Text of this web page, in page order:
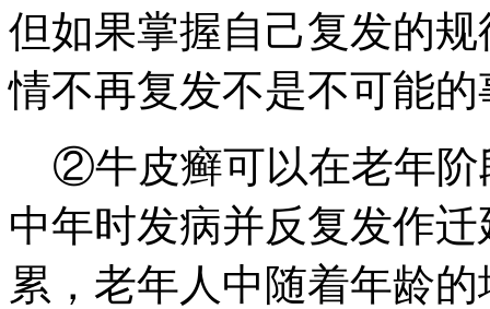
但如果掌握自己复发的
情不再复发不是不可能
②牛皮癣可以在老年阶
中年时发病并反复发作
累，老年人中随着年龄